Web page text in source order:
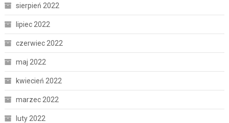
sierpień 2022
lipiec 2022
czerwiec 2022
maj 2022
kwiecień 2022
marzec 2022
luty 2022